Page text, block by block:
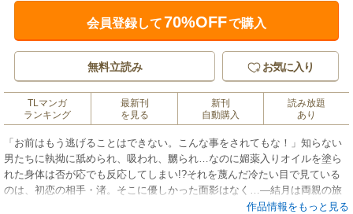
会員登録して70%OFFで購入
無料立読み お気に入り
TLマンガ
ランキング
最新刊
を見る
新刊
自動購入
読み放題
あり
「お前はもう逃げることはできない。こんな事をされてもな！」知らない
男たちに執拗に舐められ、吸われ、嬲られ…なのに媚薬入りオイルを塗ら
れた身体は否が応でも反応してしまい!?それを蔑んだ冷たい目で見ている
のは、初恋の相手・渚。そこに優しかった面影はなく…―結月は両親の旅
行と共にレストランを経営する叔父の家に預けられ、手伝うように頼まれ
作品情報をもっと見る